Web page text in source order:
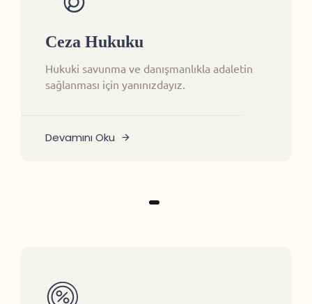
Ceza Hukuku
Hukuki savunma ve danışmanlıkla adaletin
sağlanması için yanınızdayız.
Devamını Oku